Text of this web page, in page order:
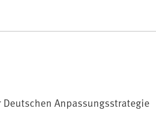
Anpassungsstrategie